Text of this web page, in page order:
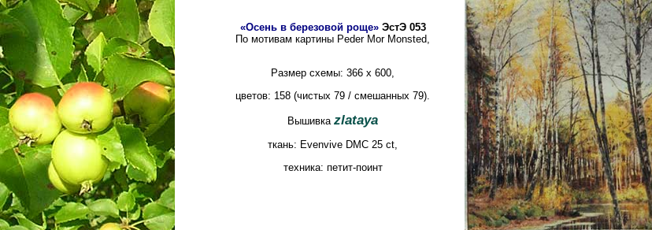
«Осень в березовой роще»ЭстЭ 053
По мотивам картины Peder Mor Monsted,
Размер схемы: 366 х 600,
цветов: 158 (чистых 79 / смешанных 79).
Вышивка zlataya
ткань: Evenvive DMC 25 ct,
техника: петит-поинт